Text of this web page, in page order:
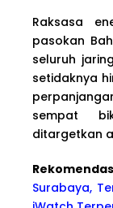
Raksasa
pasokan
seluruh
setidaknya
sempat
ditargetkan
Surabaya,